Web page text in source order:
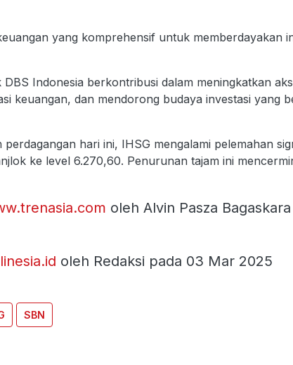
yang komprehensif untuk memberdayakan
Indonesia berkontribusi dalam meningkatkan
keuangan, dan mendorong budaya investasi yang
hari ini, IHSG mengalami pelemahan
ke level 6.270,60. Penurunan tajam ini
oleh Alvin Pasza
oleh Redaksi pada 03 Mar 2025
SBN